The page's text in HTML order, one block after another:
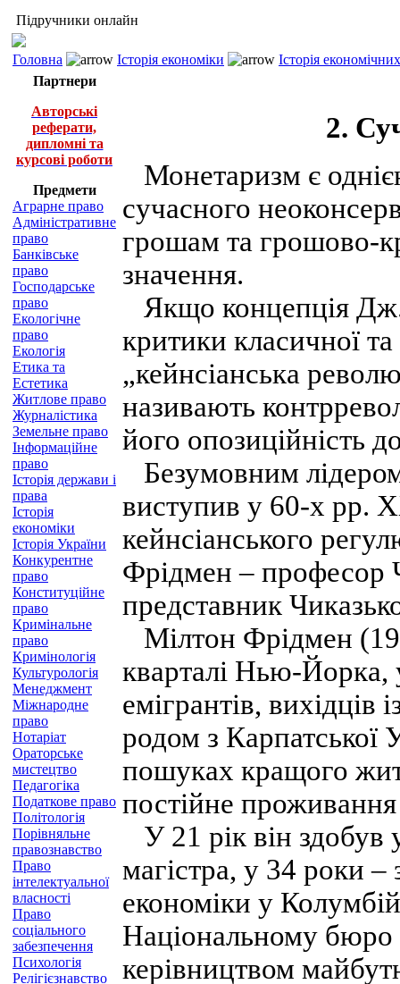
Підручники онлайн
Головна Історія економіки
Історія
Партнери
Авторські
реферати,
дипломні та
курсові роботи
Предмети
Аграрне право
Адміністративне
право
Банківське
право
Господарське
право
Екологічне
право
Екологія
Етика та
Естетика
Житлове право
Журналістика
Земельне право
Інформаційне
право
Історія держави і
права
Історія
економіки
Історія України
Конкурентне
право
Конституційне
право
Кримінальне
право
Кримінологія
Культурологія
Менеджмент
Міжнародне
право
Нотаріат
Ораторське
мистецтво
Педагогіка
Податкове право
Політологія
Порівняльне
правознавство
Право
інтелектуальної
власності
Право
соціального
забезпечення
Психологія
Релігієзнавство
2.
Монетаризм є
сучасного
грошам та грошово-
значення.
Якщо концепція
критики класичної
„кейнсіанська
називають
його опозиційність
Безумовним
виступив у 60-х рр.
кейнсіанського
Фрідмен – професор
представник
Мілтон Фрідмен
кварталі Нью-Йорка,
емігрантів,
родом з Карпатської
пошуках кращого
постійне
У 21 рік він здобув
магістра, у 34 роки –
економіки у
Національному бюро
керівництвом